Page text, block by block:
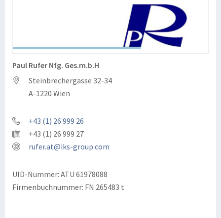
Paul Rufer Nfg. Ges.m.b.H
Steinbrechergasse 32-34
A-1220 Wien
+43 (1) 26 999 26
+43 (1) 26 999 27
rufer.at@iks-group.com
UID-Nummer: ATU 61978088
Firmenbuchnummer: FN 265483 t